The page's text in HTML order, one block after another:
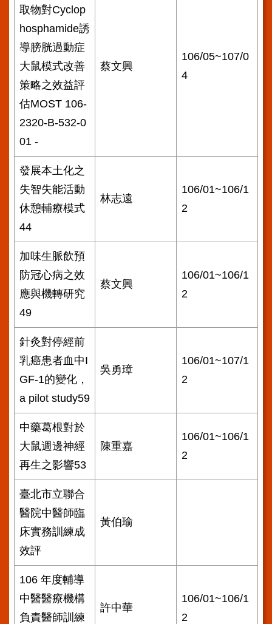
取物對Cyclop
hosphamide誘
導膀胱過動症
大鼠模式改善
策略之效益評
估MOST 106-
2320-B-532-0
01 -
蔡文興
106/05~107/0
4
發展本土化之
失智失能活動
休憩輔療模式
44
林志遠
106/01~106/1
2
加味生脈飲預
防冠心病之效
應與機轉研究
49
蔡文興
106/01~106/1
2
針灸對停經前
乳癌患者血中I
GF-1的變化，
a pilot study59
吳勇璋
106/01~107/1
2
中藥葛根對於
大鼠週邊神經
再生之影響53
陳重嘉
106/01~106/1
2
臺北市立聯合
醫院中醫師臨
床實務訓練成
效評
黃伯瑜
106 年度輔導
中醫醫療機構
負責醫師訓練
許中華
106/01~106/1
2